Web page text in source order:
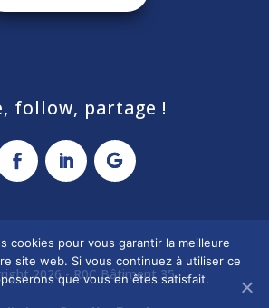
follow, partage !
2026 - R0C Bâtiment 35
cookies pour vous garantir la meilleure
site web. Si vous continuez à utiliser ce
que vous en êtes satisfait.